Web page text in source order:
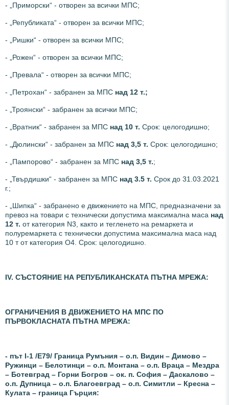
- „Приморски“ - отворен за всички МПС;
- „Републиката“ - отворен за всички МПС;
- „Ришки“ - отворен за всички МПС;
- „Рожен“ - отворен за всички МПС;
- „Превала“ - отворен за всички МПС;
- „Петрохан“ - забранен за МПС над 12 т.;
- „Троянски“ - забранен за всички МПС;
- „Вратник“ - забранен за МПС над 10 т. Срок: целогодишно;
- „Дюлински“ - забранен за МПС над 3,5 т. Срок: целогодишно;
- „Пампорово“ - забранен за МПС над 3,5 т.;
- „Твърдишки“ - забранен за МПС над 3.5 т. Срок до 31.03.2021
г.;
- „Шипка“ - забранено е движението на МПС, предназначени за
превоз на товари с технически допустима максимална маса над
12 т. от категория N3, както и тегленето на ремаркета и
полуремаркета с технически допустима максимална маса над
10 т от категория О4. Срок: целогодишно.
ІV. СЪСТОЯНИЕ НА РЕПУБЛИКАНСКАТА ПЪТНА МРЕЖА:
ОГРАНИЧЕНИЯ В ДВИЖЕНИЕТО НА МПС ПО
ПЪРВОКЛАСНАТА ПЪТНА МРЕЖА:
- път I-1 /Е79/ Граница Румъния – о.п. Видин – Димово –
Ружинци – Белотинци – о.п. Монтана – о.п. Враца – Мездра
– Ботевград – Горни Богров – ок. п. София – Даскалово –
о.п. Дупница – о.п. Благоевград – о.п. Симитли – Кресна –
Кулата – граница Гърция: